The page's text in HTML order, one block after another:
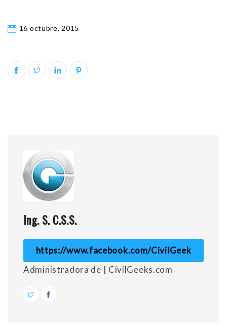
16 octubre, 2015
Ing. S. C.S.S.
https://www.facebook.com/CivilGeek
Administradora de | CivilGeeks.com